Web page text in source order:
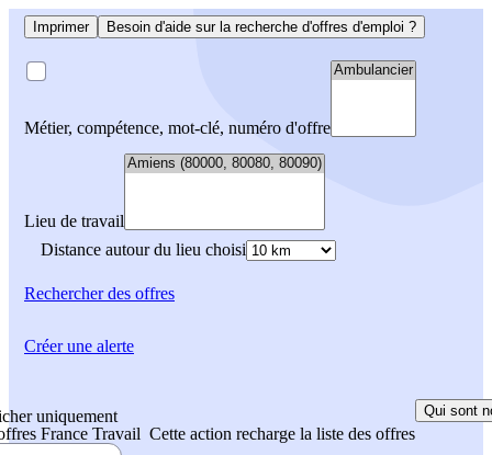
Imprimer Besoin d'aide sur la recherche d'offres d'emploi ?
Métier, compétence, mot-clé, numéro d'offre
Lieu de travail
Distance autour du lieu choisi
Rechercherdes offres
uniquement
France Travail Cette action recharge la liste des offres
Qui sont
Créer une alerte